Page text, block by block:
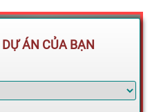
ÁN CỦA BẠN